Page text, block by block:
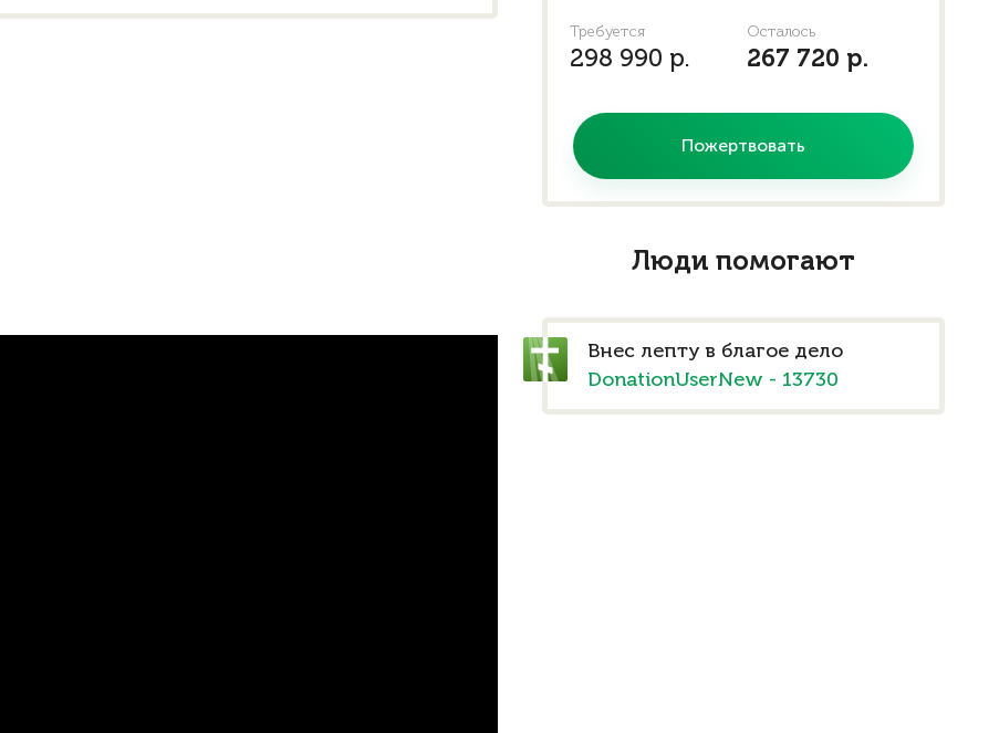
Люди помогают
Внес лепту в благое дело
DonationUserNew - 13730
Требуется
298 990 р.
Осталось
267 720 р.
Пожертвовать
знакомым, и тем самым Вы
сумму.